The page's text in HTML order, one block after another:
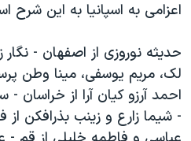
اعزامی به اسپانیا به این شرح
حدیثه نوروزی از اصفهان -
لک، مریم یوسفی، مینا وطن
احمد آرزو کیان آرا از خراسان -
- شیما زارع و زینب بذرافکن از